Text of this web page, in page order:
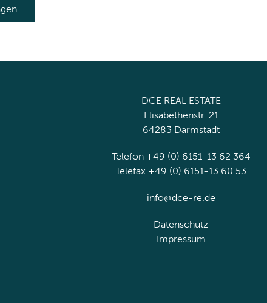
DCE REAL ESTATE
Elisabethenstr. 21
64283 Darmstadt
Telefon +49 (0) 6151-13 62 364
Telefax +49 (0) 6151-13 60 53
info@dce-re.de
Datenschutz
Impressum